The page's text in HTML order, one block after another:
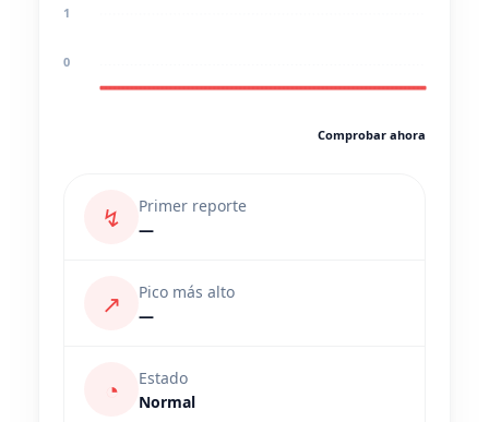
1
0
Comprobar ahora
↯
Primer reporte
—
↗
Pico más alto
—
◔
Estado
Normal